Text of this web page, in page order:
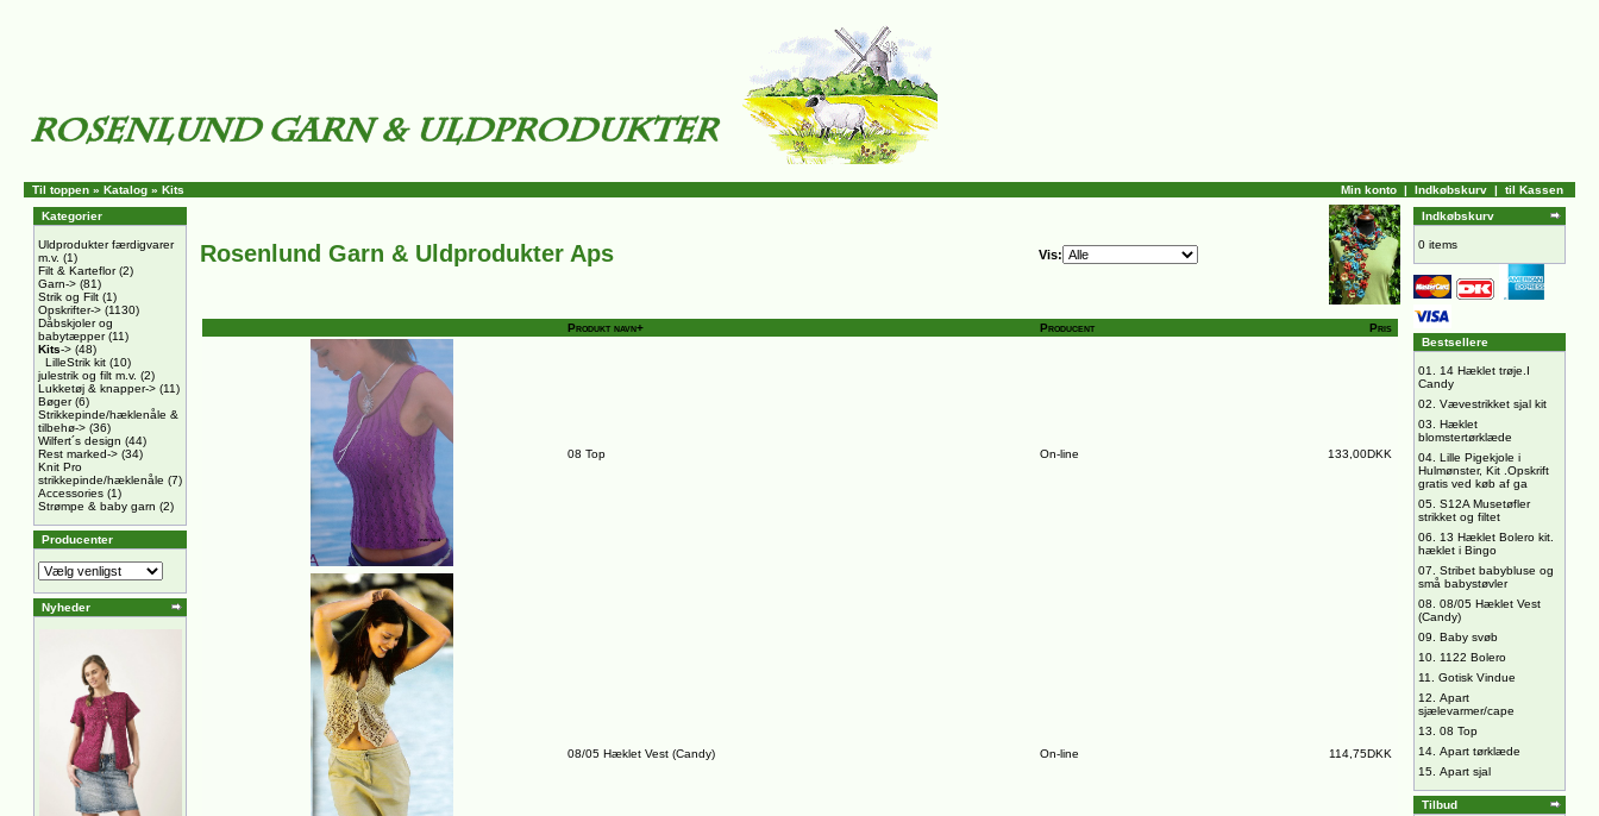
Til toppen » Katalog » Kits Min konto | Indkøbskurv | til Kassen
Kategorier
Uldprodukter færdigvarer
m.v. (1)
Filt & Karteflor(2)
Garn-> (81)
Strik og Filt (1)
Opskrifter-> (1130)
Dåbskjoler og
babytæpper(11)
Kits-> (48)
LilleStrik kit (10)
julestrik og filt m.v. (2)
Lukketøj & knapper-> (11)
Bøger(6)
Strikkepinde/hæklenåle &
tilbehø-> (36)
Wilfert´s design (44)
Rest marked-> (34)
Knit Pro
strikkepinde/hæklenåle (7)
Accessories (1)
Strømpe & baby garn (2)
Producenter
Nyheder
Rosenlund Garn & Uldprodukter Aps Vis:
Produkt navn+ Producent Pris
08 Top On-line 133,00DKK
08/05 Hæklet Vest (Candy) On-line 114,75DKK
Indkøbskurv
0 items
Bestsellere
01. 14 Hæklet trøje.I
Candy
02. Vævestrikket sjal kit
03. Hæklet
blomstertørklæde
04. Lille Pigekjole i
Hulmønster, Kit .Opskrift
gratis ved køb af ga
05. S12A Musetøfler
strikket og filtet
06. 13 Hæklet Bolero kit.
hæklet i Bingo
07. Stribet babybluse og
små babystøvler
08. 08/05 Hæklet Vest
(Candy)
09. Baby svøb
10. 1122 Bolero
11. Gotisk Vindue
12. Apart
sjælevarmer/cape
13. 08 Top
14. Apart tørklæde
15. Apart sjal
Tilbud